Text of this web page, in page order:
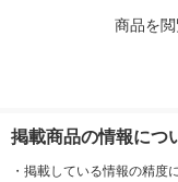
商品を
掲載商品の情報につ
・ 掲載している情報の精度